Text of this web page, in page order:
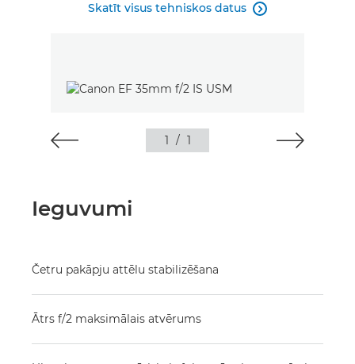
Skatīt visus tehniskos datus 
1 / 1
Ieguvumi
Četru pakāpju attēlu stabilizēšana
Ātrs f/2 maksimālais atvērums